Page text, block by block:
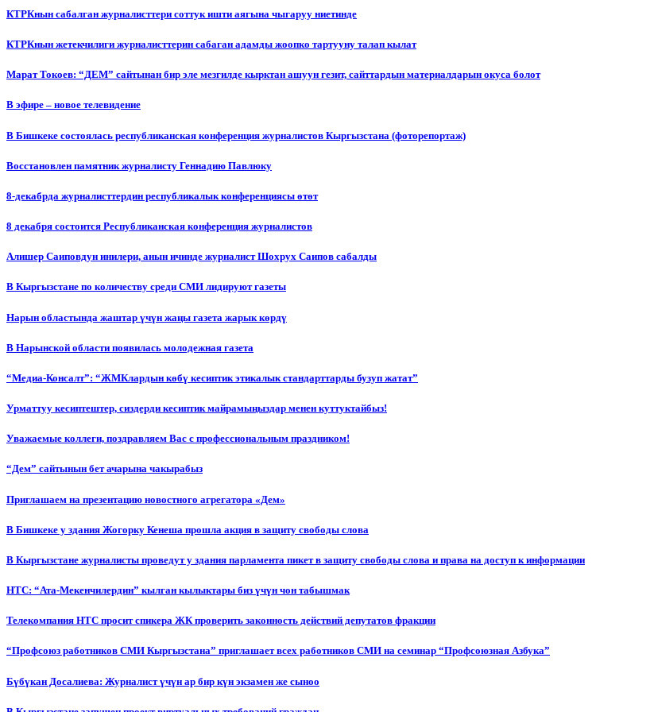
КТРКнын сабалган журналисттери соттук ишти аягына чыгаруу ниетинде
КТРКнын жетекчилиги журналисттерин сабаган адамды жоопко тартууну талап кылат
Марат Токоев: “ДЕМ” сайтынан бир эле мезгилде кырктан ашуун гезит, сайттардын материалдарын окуса болот
В эфире – новое телевидение
В Бишкеке состоялась республиканская конференция журналистов Кыргызстана (фоторепортаж)
Восстановлен памятник журналисту Геннадию Павлюку
8-декабрда журналисттердин республикалык конференциясы өтөт
8 декабря состоится Республиканская конференция журналистов
Алишер Саиповдун инилери, анын ичинде журналист Шохрух Саипов сабалды
В Кыргызстане по количеству среди СМИ лидируют газеты
Нарын областында жаштар үчүн жаңы газета жарык көрдү
В Нарынской области появилась молодежная газета
“Медиа-Консалт”: “ЖМКлардын көбү кесиптик этикалык стандарттарды бузуп жатат”
Урматтуу кесиптештер, сиздерди кесиптик майрамыңыздар менен куттуктайбыз!
Уважаемые коллеги, поздравляем Вас с профессиональным праздником!
“Дем” сайтынын бет ачарына чакырабыз
Приглашаем на презентацию новостного агрегатора «Дем»
В Бишкеке у здания Жогорку Кенеша прошла акция в защиту свободы слова
В Кыргызстане журналисты проведут у здания парламента пикет в защиту свободы слова и права на доступ к информации
НТС: “Ата-Мекенчилердин” кылган кылыктары биз үчүн чон табышмак
Телекомпания НТС просит спикера ЖК проверить законность действий депутатов фракции
“Профсоюз работников СМИ Кыргызстана” приглашает всех работников СМИ на семинар “Профсоюзная Азбука”
Бүбүкан Досалиева: Журналист үчүн ар бир күн экзамен же сыноо